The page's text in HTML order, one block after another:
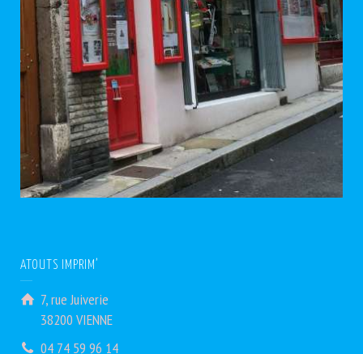
ATOUTS IMPRIM’
7, rue Juiverie
38200 VIENNE
04 74 59 96 14